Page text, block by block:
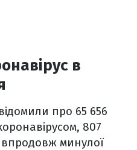
в
про 65 656
807
минулої